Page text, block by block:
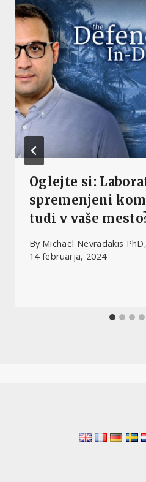
Oglejte si:
spremenjeni
tudi v vaše
By Michael Nevradakis
14 februarja, 2024